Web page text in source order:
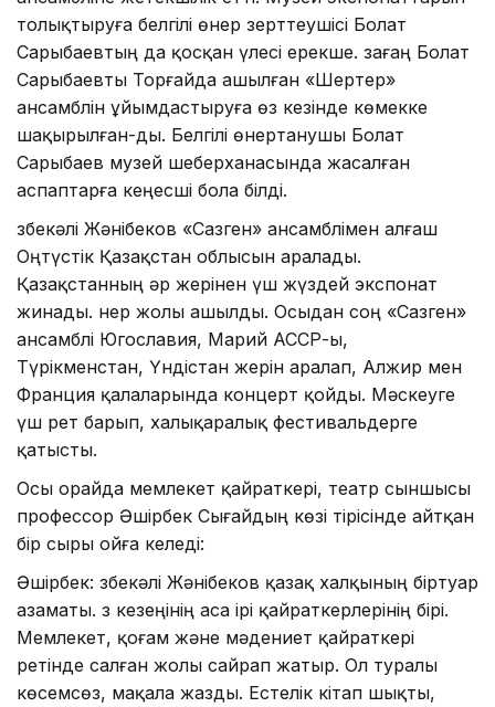
толықтыруға белгілі өнер зерттеушісі Болат
Сарыбаевтың да қосқан үлесі ерекше. Өзағаң Болат
Сарыбаевты Торғайда ашылған «Шертер»
ансамблін ұйымдастыруға өз кезінде көмекке
шақырылған-ды. Белгілі өнертанушы Болат
Сарыбаев музей шеберханасында жасалған
аспаптарға кеңесші бола білді.
Өзбекәлі Жәнібеков «Сазген» ансамблімен алғаш
Оңтүстік Қазақстан облысын аралады.
Қазақстанның әр жерінен үш жүздей экспонат
жинады. Өнер жолы ашылды. Осыдан соң «Сазген»
ансамблі Югославия, Марий АССР-ы,
Түрікменстан, Үндістан жерін аралап, Алжир мен
Франция қалаларында концерт қойды. Мәскеуге
үш рет барып, халықаралық фестивальдерге
қатысты.
Осы орайда мемлекет қайраткері, театр сыншысы
профессор Әшірбек Сығайдың көзі тірісінде айтқан
бір сыры ойға келеді:
Әшірбек: Өзбекәлі Жәнібеков қазақ халқының біртуар
азаматы. Өз кезеңінің аса ірі қайраткерлерінің бірі.
Мемлекет, қоғам және мәдениет қайраткері
ретінде салған жолы сайрап жатыр. Ол туралы
көсемсөз, мақала жазды. Естелік кітап шықты,